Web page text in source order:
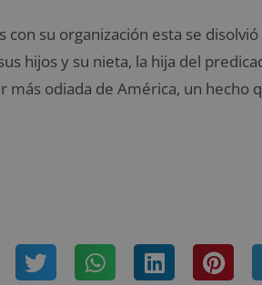
su organización esta se
hijos y su nieta, la hija del
más odiada de América, un hecho